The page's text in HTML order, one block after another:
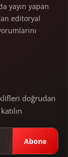
yayın yapan
editoryal
doğrudan
Abone